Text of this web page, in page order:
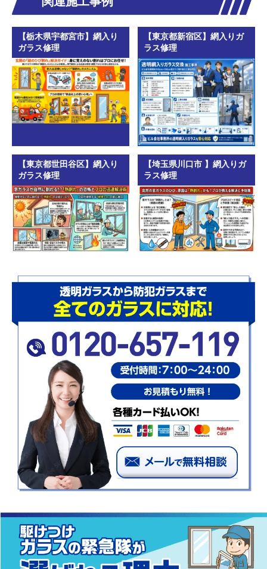
【栃木県宇都宮市】網入り
ガラス修理
【東京都新宿区】網入りガ
ラス修理
【東京都世田谷区】網入り
ガラス修理
【埼玉県川口市 】網入りガ
ラス修理